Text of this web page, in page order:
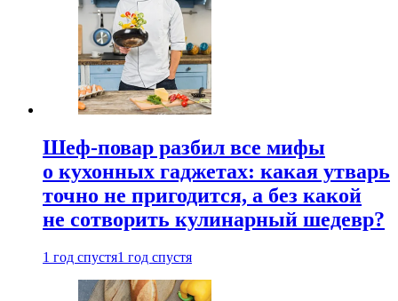
Шеф-повар разбил все мифы
о кухонных гаджетах: какая утварь
точно не пригодится, а без какой
не сотворить кулинарный шедевр?
1 год спустя1 год спустя